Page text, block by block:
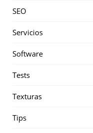
SEO
Servicios
Software
Tests
Texturas
Tips